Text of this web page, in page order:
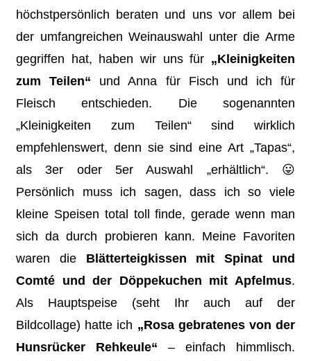
höchstpersönlich beraten und uns vor allem bei
der umfangreichen Weinauswahl unter die Arme
gegriffen hat, haben wir uns für „Kleinigkeiten
zum Teilen“ und Anna für Fisch und ich für
Fleisch entschieden. Die sogenannten
„Kleinigkeiten zum Teilen“ sind wirklich
empfehlenswert, denn sie sind eine Art „Tapas“,
als 3er oder 5er Auswahl „erhältlich“. 😛
Persönlich muss ich sagen, dass ich so viele
kleine Speisen total toll finde, gerade wenn man
sich da durch probieren kann. Meine Favoriten
waren die Blätterteigkissen mit Spinat und
Comté und der Döppekuchen mit Apfelmus.
Als Hauptspeise (seht Ihr auch auf der
Bildcollage) hatte ich „Rosa gebratenes von der
Hunsrücker Rehkeule“ – einfach himmlisch.